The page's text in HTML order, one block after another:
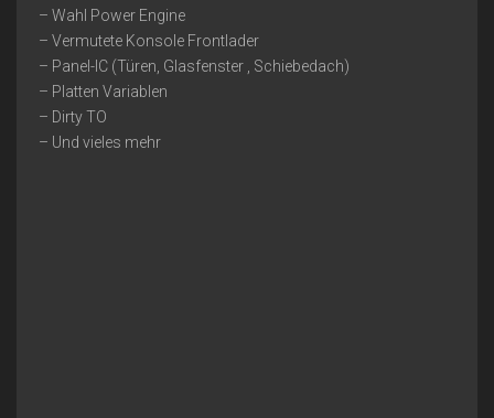
– Wahl Power Engine
– Vermutete Konsole Frontlader
– Panel-IC (Türen, Glasfenster , Schiebedach)
– Platten Variablen
– Dirty TO
– Und vieles mehr